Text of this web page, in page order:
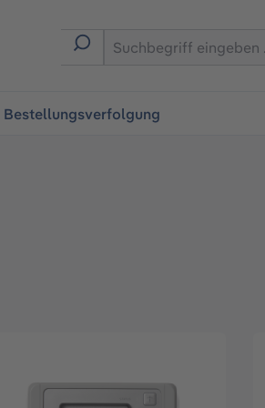
Bestellungsverfolgung